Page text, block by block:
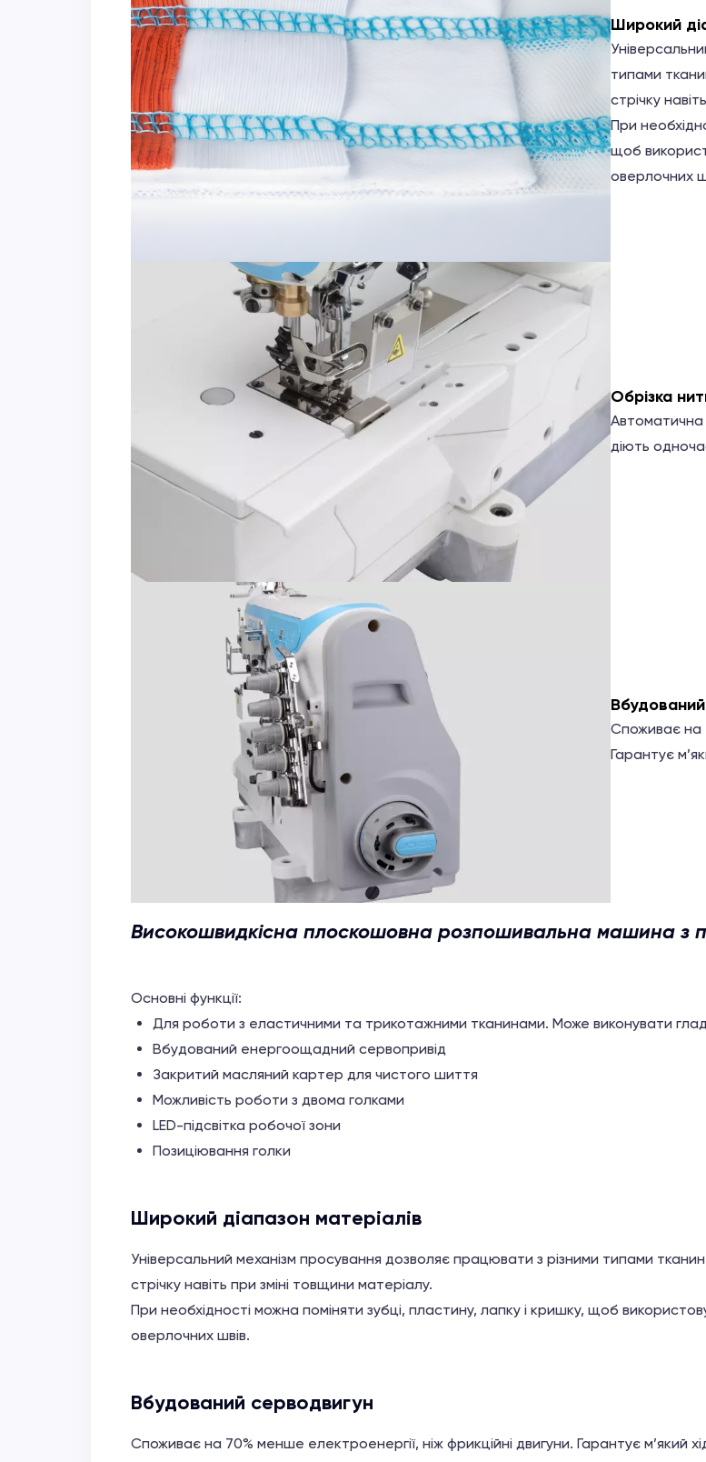
Широкий
типами
стрічку
При
щоб
оверлочних
Обрізка
Автоматична
діють
Споживає на
Гарантує
Високошвидкісна плоскошовна розпошивальна машина з
Основні функції:
Для роботи з еластичними та трикотажними тканинами. Може виконувати
Вбудований енергоощадний сервопривід
Закритий масляний картер для чистого шиття
Можливість роботи з двома голками
LED-підсвітка робочої зони
Позиціювання голки
Широкий діапазон матеріалів
Універсальний механізм просування дозволяє працювати з різними типами
стрічку навіть при зміні товщини матеріалу.
При необхідності можна поміняти зубці, пластину, лапку і кришку, щоб
оверлочних швів.
Вбудований серводвигун
Споживає на 70% менше електроенергії, ніж фрикційні двигуни. Гарантує м’який